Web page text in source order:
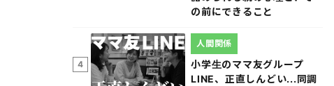
の前にできること
4
小学生のママ友グループ
LINE、正直しんどい...同調
人間関係